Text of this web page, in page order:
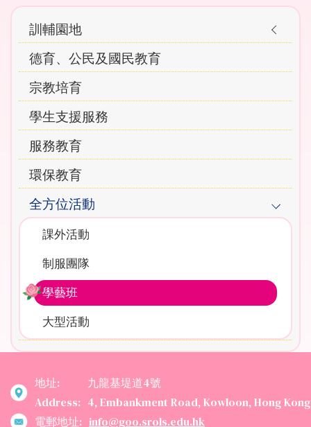
Main
navigation
訓輔園地
德育、公民及國民教育
宗教培育
學生支援服務
服務教育
環保教育
全方位活動
課外活動
制服團隊
學藝班
大型活動
地址:
Address:
九龍基堤道4號
4, Embankment Road, Kowloon, Hong Kong
電郵地址: info@goo.srols.edu.hk